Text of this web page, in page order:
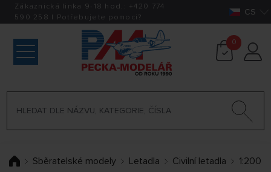
Zákaznická linka 9-18 hod.: +420 774
590 258 | Potřebujete pomoci? CS
0
Sběratelské modely Letadla Civilní letadla 1:200